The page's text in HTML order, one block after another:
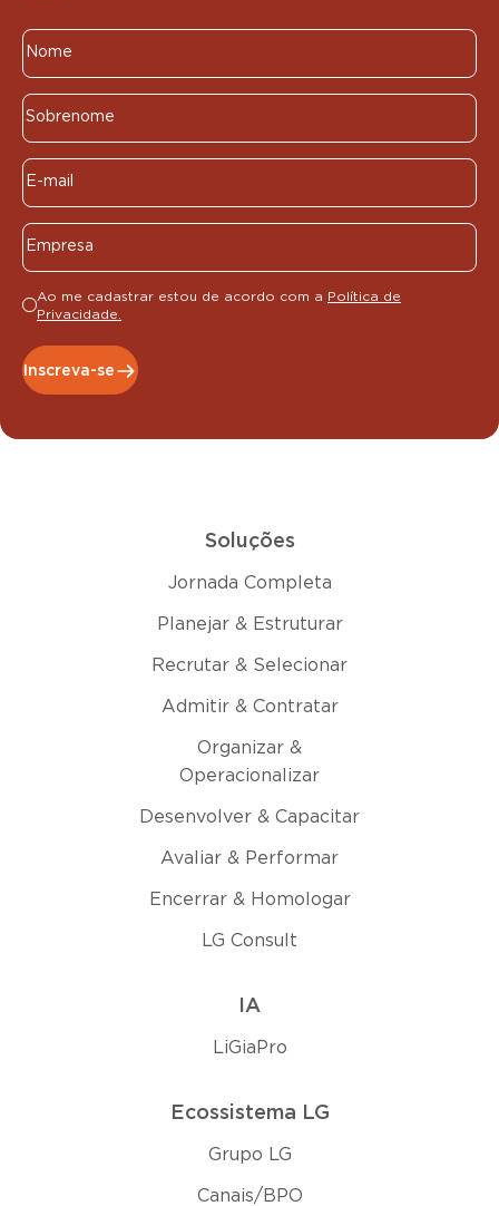
Ao me cadastrar estou de acordo com a Política de
Privacidade.
Inscreva-se
Soluções
Jornada Completa
Planejar & Estruturar
Recrutar & Selecionar
Admitir & Contratar
Organizar &
Operacionalizar
Desenvolver & Capacitar
Avaliar & Performar
Encerrar & Homologar
LG Consult
IA
LiGiaPro
Ecossistema LG
Grupo LG
Canais/BPO